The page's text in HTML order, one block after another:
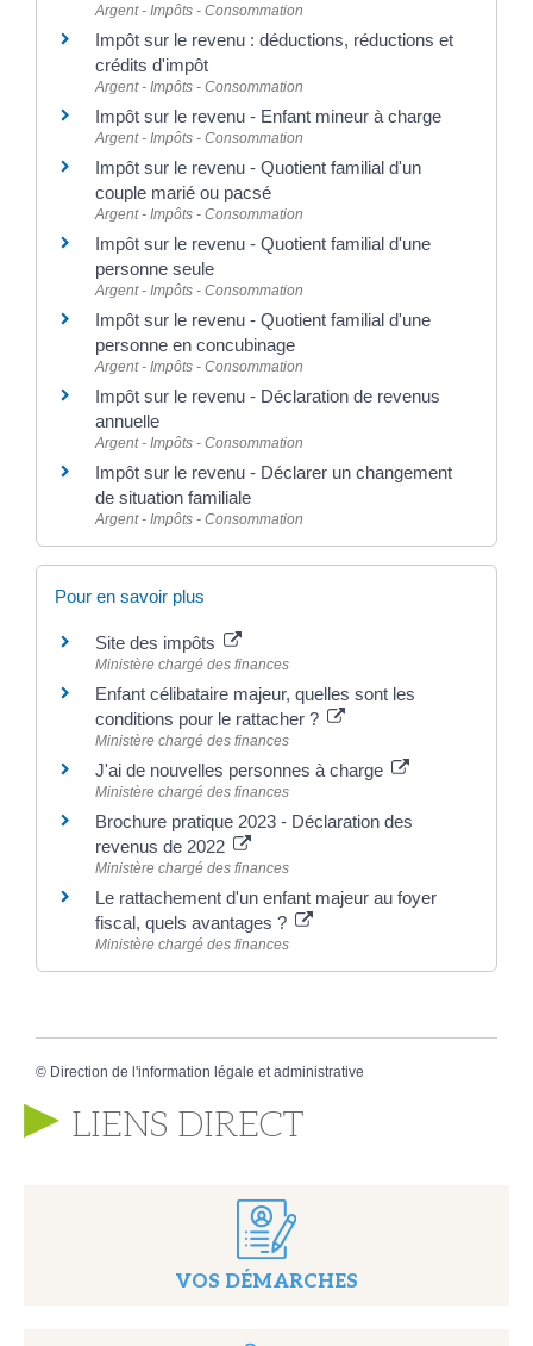
Argent - Impôts - Consommation
Impôt sur le revenu : déductions, réductions et
crédits d'impôt
Argent - Impôts - Consommation
Impôt sur le revenu - Enfant mineur à charge
Argent - Impôts - Consommation
Impôt sur le revenu - Quotient familial d'un
couple marié ou pacsé
Argent - Impôts - Consommation
Impôt sur le revenu - Quotient familial d'une
personne seule
Argent - Impôts - Consommation
Impôt sur le revenu - Quotient familial d'une
personne en concubinage
Argent - Impôts - Consommation
Impôt sur le revenu - Déclaration de revenus
annuelle
Argent - Impôts - Consommation
Impôt sur le revenu - Déclarer un changement
de situation familiale
Argent - Impôts - Consommation
Pour en savoir plus
Site des impôts
Ministère chargé des finances
Enfant célibataire majeur, quelles sont les
conditions pour le rattacher ?
Ministère chargé des finances
J'ai de nouvelles personnes à charge
Ministère chargé des finances
Brochure pratique 2023 - Déclaration des
revenus de 2022
Ministère chargé des finances
Le rattachement d'un enfant majeur au foyer
fiscal, quels avantages ?
Ministère chargé des finances
© Direction de l'information légale et administrative
LIENS DIRECT
VOS DÉMARCHES